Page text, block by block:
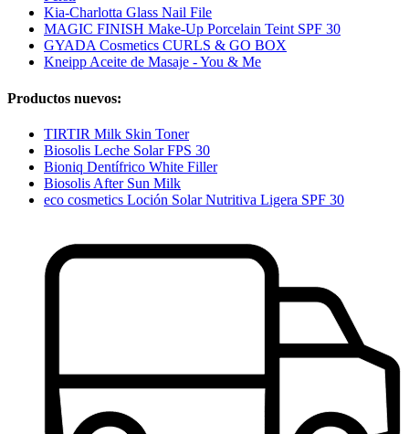
Kia-Charlotta Glass Nail File
MAGIC FINISH Make-Up Porcelain Teint SPF 30
GYADA Cosmetics CURLS & GO BOX
Kneipp Aceite de Masaje - You & Me
Productos nuevos:
TIRTIR Milk Skin Toner
Biosolis Leche Solar FPS 30
Bioniq Dentífrico White Filler
Biosolis After Sun Milk
eco cosmetics Loción Solar Nutritiva Ligera SPF 30